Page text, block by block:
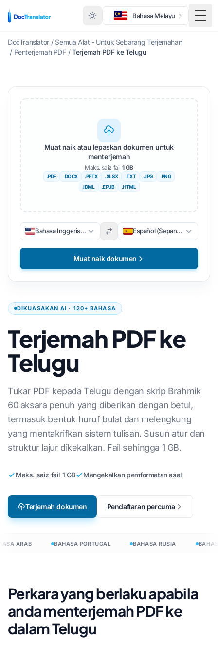
Bahasa Melayu
DocTranslator / Semua Alat - Untuk Sebarang Terjemahan
/ Penterjemah PDF / Terjemah PDF ke Telugu
DIKUASAKAN AI · 120+ BAHASA
Terjemah PDF ke
Telugu
Tukar PDF kepada Telugu dengan skrip Brahmik
60 aksara penuh yang diberikan dengan betul,
termasuk bentuk huruf bulat dan melengkung
yang mentakrifkan sistem tulisan. Susun atur dan
struktur lajur dikekalkan. Fail sehingga 1 GB.
Maks. saiz fail 1 GB Mengekalkan pemformatan asal
Terjemah dokumen Pendaftaran percuma
Muat naik atau lepaskan dokumen untuk
menterjemah
Maks. saiz fail 1 GB
.PDF .DOCX .PPTX .XLSX .TXT .JPG
.PNG
.IDML
.EPUB .HTML
Bahasa Inggeris (Bahasa Inggeris) Español (Sepanyol)
Muat naik dokumen
ARAB BAHASA PORTUGAL BAHASA RUSIA
Perkara yang berlaku apabila
anda menterjemah PDF ke
dalam Telugu